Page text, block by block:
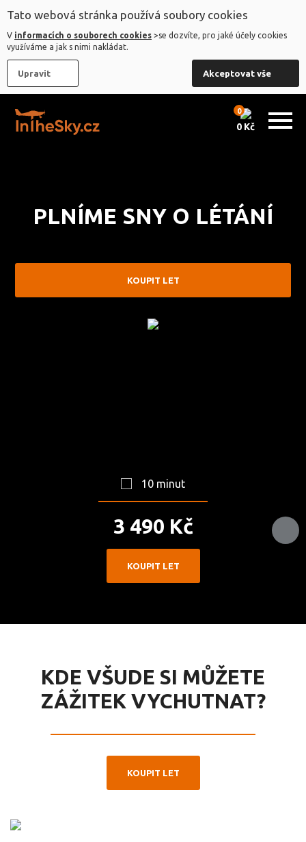
Tato webová stránka používá soubory cookies
V informacích o souborech cookies >se dozvíte, pro jaké účely cookies
využíváme a jak s nimi nakládat.
Upravit Akceptovat vše
0
0 Kč
KOUPIT LET
REZERVOVAT TERMÍN
NAŠE
PLNÍME SNY O LÉTÁNÍ
KOUPIT LET
10 minut
3 490 Kč
KOUPIT LET
KDE VŠUDE SI MŮŽETE
ZÁŽITEK VYCHUTNAT?
KOUPIT LET